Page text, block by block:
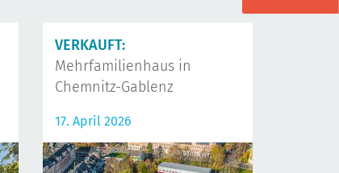
VERKAUFT:
Mehrfamilienhaus in
Chemnitz-Gablenz
17. April 2026